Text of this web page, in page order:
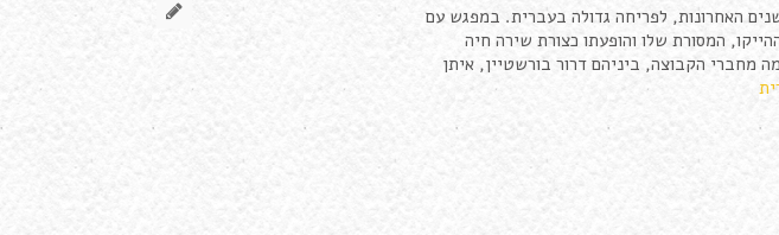
האחרונות, לפריחה גדולה בעברית. במפגש עם
המסורת שלו והופעתו כצורת שירה חיה
מחברי הקבוצה, ביניהם דרור בורשטיין, איתן